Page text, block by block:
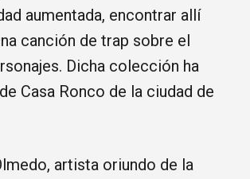
aumentada, encontrar allí
canción de trap sobre el
Dicha colección ha
Casa Ronco de la ciudad de
artista oriundo de la